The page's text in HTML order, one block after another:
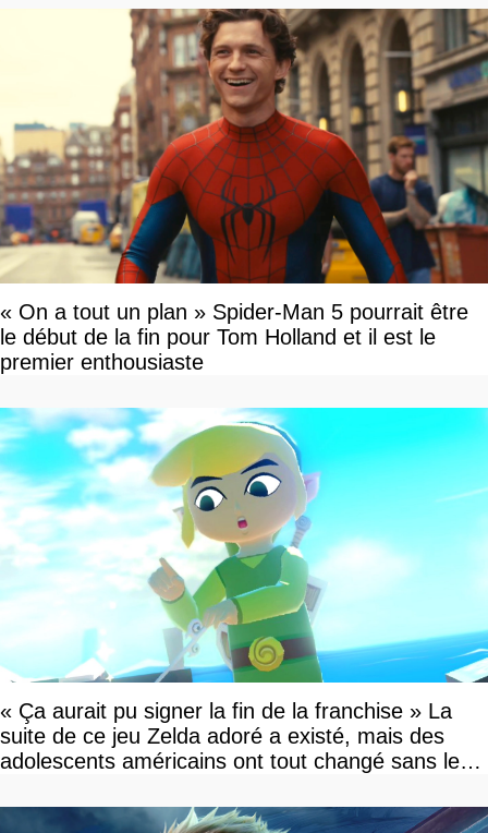
« On a tout un plan » Spider-Man 5 pourrait être
le début de la fin pour Tom Holland et il est le
premier enthousiaste
« Ça aurait pu signer la fin de la franchise » La
suite de ce jeu Zelda adoré a existé, mais des
adolescents américains ont tout changé sans le